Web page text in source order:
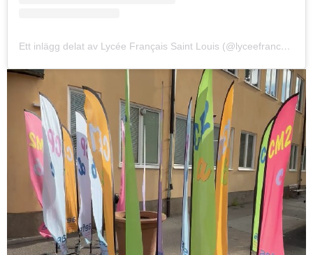
Ett inlägg delat av Lycée Français Saint Louis (@lyceefrancaisstockholm)